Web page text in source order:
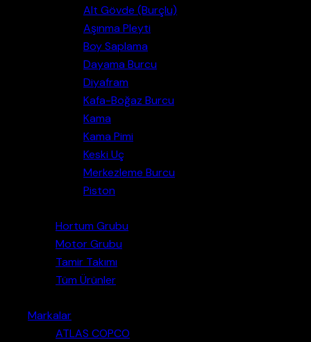
Alt Gövde (Burçlu)
Aşınma Pleyti
Boy Saplama
Dayama Burcu
Diyafram
Kafa-Boğaz Burcu
Kama
Kama Pimi
Keski Uç
Merkezleme Burcu
Piston
Hortum Grubu
Motor Grubu
Tamir Takımı
Tüm Ürünler
Markalar
ATLAS COPCO